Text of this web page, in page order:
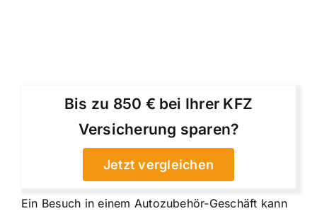
Bis zu 850 € bei Ihrer KFZ
Versicherung sparen?
Jetzt vergleichen
Ein Besuch in einem Autozubehör-Geschäft kann